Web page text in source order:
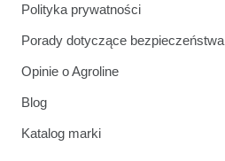
Polityka prywatności
Porady dotyczące bezpieczeństwa
Opinie o Agroline
Blog
Katalog marki